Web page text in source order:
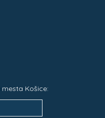
Košice: